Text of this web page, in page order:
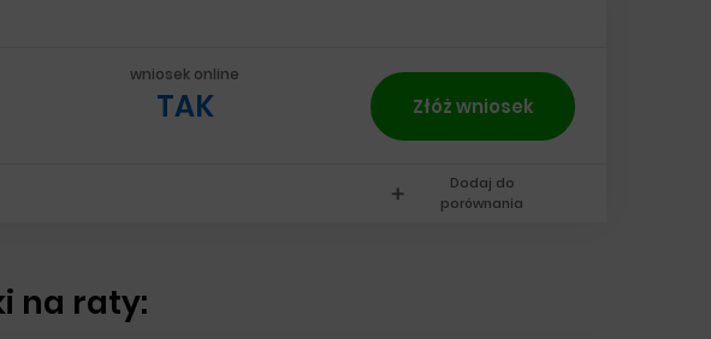
wniosek online
TAK Złóż wniosek
add
Dodaj do
porównania
na raty: